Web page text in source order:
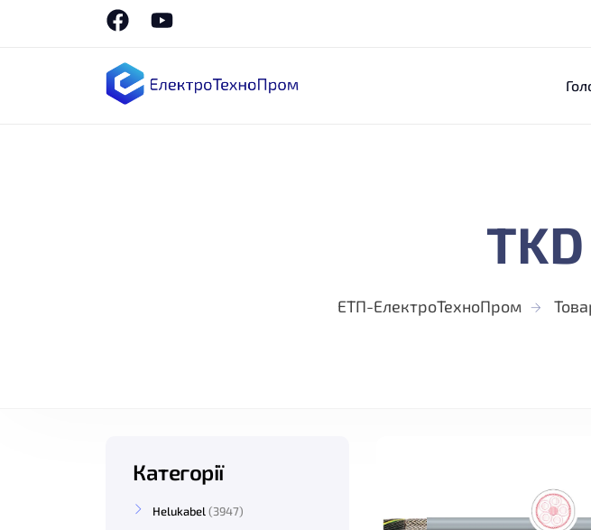
ЕТП-ЕлектроТехноПром
Категорії
Helukabel
3947